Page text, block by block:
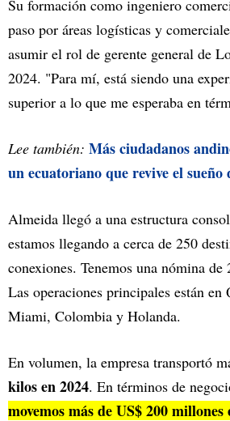
Su formación como ingeniero
paso por áreas logísticas y
asumir el rol de gerente general de
2024. "Para mí, está siendo una
superior a lo que me esperaba en
Lee también: Más ciudadanos
un ecuatoriano que revive el
Almeida llegó a una estructura
estamos llegando a cerca de 250
conexiones. Tenemos una nómina de
Las operaciones principales están
Miami, Colombia y Holanda.
En volumen, la empresa transportó
kilos en 2024. En términos de
movemos más de US$ 200 millones